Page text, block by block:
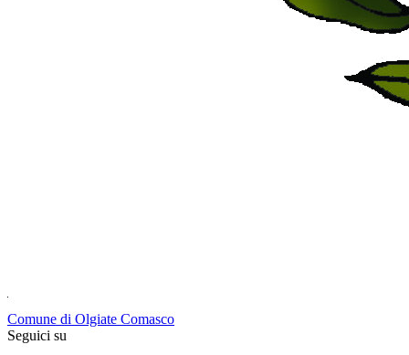
Comune di Olgiate Comasco
Seguici su